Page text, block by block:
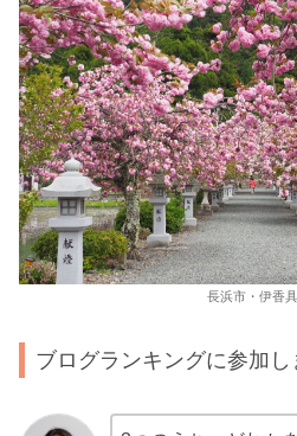
長浜市・伊香
ブログランキングに参加し